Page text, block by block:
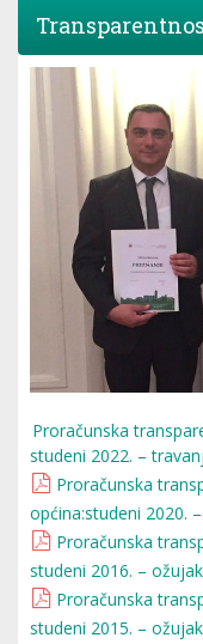
Proračunska
studeni 2022. –
Proračunska
općina:studeni 2020.
Proračunska
studeni 2016. –
Proračunska
studeni 2015. –